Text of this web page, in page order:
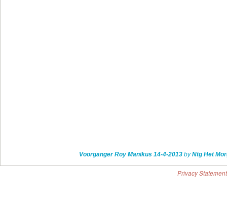
Voorganger Roy Manikus 14-4-2013byNtg Het
Privacy Statement